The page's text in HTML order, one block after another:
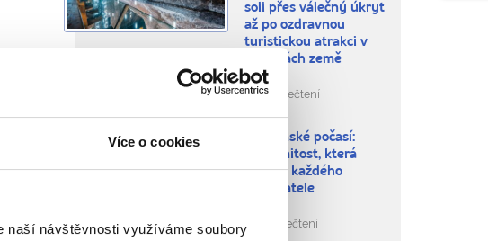
Více o cookies
naší návštěvnosti využíváme soubory
soli přes válečný úkryt
až po ozdravnou
turistickou atrakci v
hlubinách země
11.521 přečtení
RADY NA CESTU
Rumunské počasí:
rozmanitost, která
okouzlí každého
cestovatele
2.822 přečtení